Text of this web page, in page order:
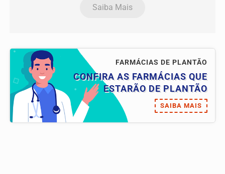
Saiba Mais
FARMÁCIAS DE PLANTÃO
CONFIRA AS FARMÁCIAS QUE
ESTARÃO DE PLANTÃO
SAIBA MAIS